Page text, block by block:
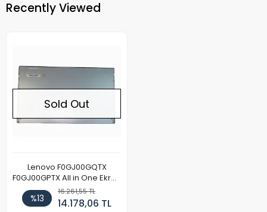
Recently Viewed
Sold Out
Lenovo F0GJ00GQTX
F0GJ00GPTX All in One Ekran
Paneli
%13
16.261,55 TL
14.178,06 TL